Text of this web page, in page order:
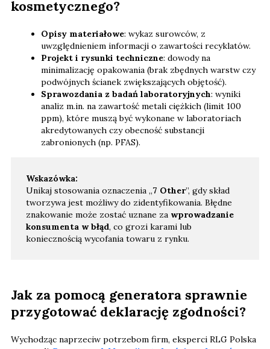
kosmetycznego?
Opisy materiałowe: wykaz surowców, z
uwzględnieniem informacji o zawartości recyklatów.
Projekt i rysunki techniczne: dowody na
minimalizację opakowania (brak zbędnych warstw czy
podwójnych ścianek zwiększających objętość).
Sprawozdania z badań laboratoryjnych: wyniki
analiz m.in. na zawartość metali ciężkich (limit 100
ppm), które muszą być wykonane w laboratoriach
akredytowanych czy obecność substancji
zabronionych (np. PFAS).
Wskazówka:
Unikaj stosowania oznaczenia „7 Other”, gdy skład
tworzywa jest możliwy do zidentyfikowania. Błędne
znakowanie może zostać uznane za wprowadzanie
konsumenta w błąd, co grozi karami lub
koniecznością wycofania towaru z rynku.
Jak za pomocą generatora sprawnie
przygotować deklarację zgodności?
Wychodząc naprzeciw potrzebom firm, eksperci RLG Polska